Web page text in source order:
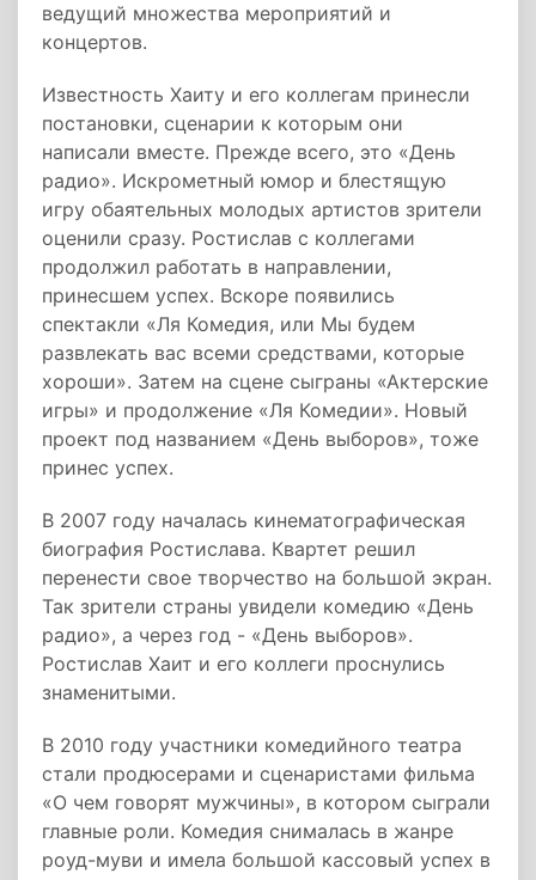
ведущий множества мероприятий и
концертов.
Известность Хаиту и его коллегам принесли
постановки, сценарии к которым они
написали вместе. Прежде всего, это «День
радио». Искрометный юмор и блестящую
игру обаятельных молодых артистов зрители
оценили сразу. Ростислав с коллегами
продолжил работать в направлении,
принесшем успех. Вскоре появились
спектакли «Ля Комедия, или Мы будем
развлекать вас всеми средствами, которые
хороши». Затем на сцене сыграны «Актерские
игры» и продолжение «Ля Комедии». Новый
проект под названием «День выборов», тоже
принес успех.
В 2007 году началась кинематографическая
биография Ростислава. Квартет решил
перенести свое творчество на большой экран.
Так зрители страны увидели комедию «День
радио», а через год - «День выборов».
Ростислав Хаит и его коллеги проснулись
знаменитыми.
В 2010 году участники комедийного театра
стали продюсерами и сценаристами фильма
«О чем говорят мужчины», в котором сыграли
главные роли. Комедия снималась в жанре
роуд-муви и имела большой кассовый успех в